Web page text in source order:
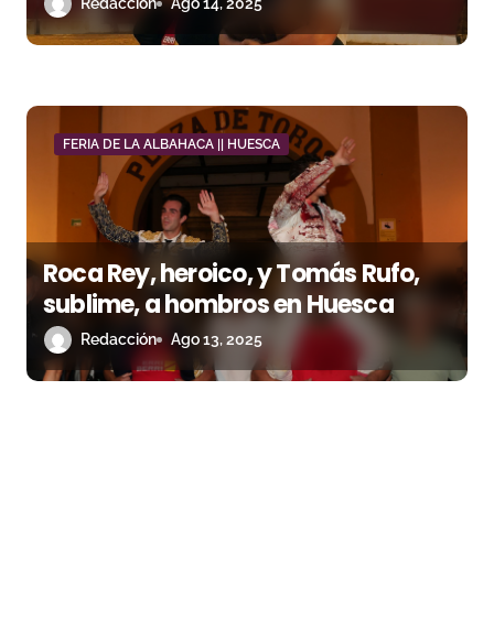
FERIA DE LA ALBAHACA || HUESCA
Roca Rey, heroico, y Tomás Rufo,
sublime, a hombros en Huesca
Redacción Ago 13, 2025